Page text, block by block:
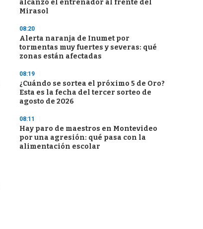
alcanzó el entrenador al frente del
Mirasol
08:20
Alerta naranja de Inumet por
tormentas muy fuertes y severas: qué
zonas están afectadas
08:19
¿Cuándo se sortea el próximo 5 de Oro?
Esta es la fecha del tercer sorteo de
agosto de 2026
08:11
Hay paro de maestros en Montevideo
por una agresión: qué pasa con la
alimentación escolar